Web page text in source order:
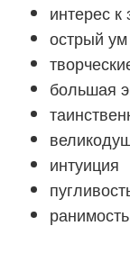
интерес
острый ум
большая
интуиция
ранимость